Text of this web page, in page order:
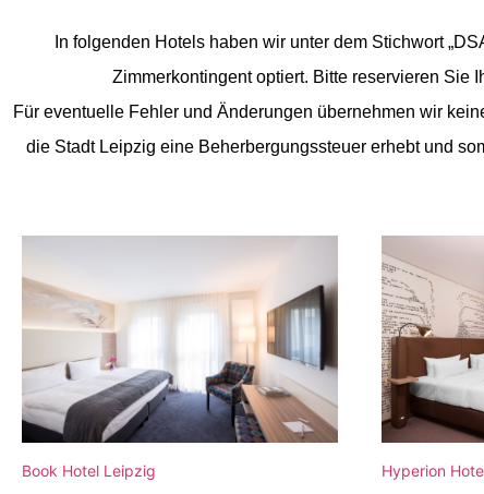
In folgenden Hotels haben wir unter dem Stichwort
Zimmerkontingent optiert. Bitte reservieren Sie
Für eventuelle Fehler und Änderungen übernehmen wir
die Stadt Leipzig eine Beherbergungssteuer erhebt und
Book Hotel Leipzig Hyperion